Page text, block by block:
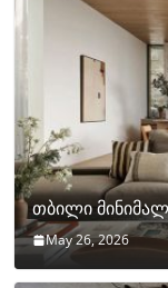
თბილი
May 26, 2026